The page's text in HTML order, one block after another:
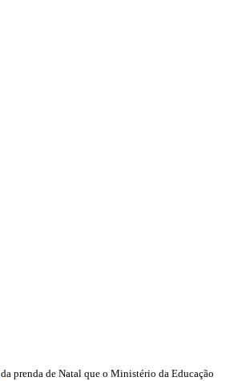
da prenda de Natal que o Ministério da Educação